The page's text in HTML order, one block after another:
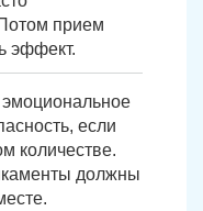
прием
эффект.
если
количестве.
должны